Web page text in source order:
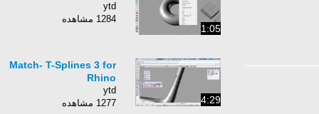
1:05
ytd
1284 مشاهده
4:29
Match- T-Splines 3 for
Rhino
ytd
1277 مشاهده